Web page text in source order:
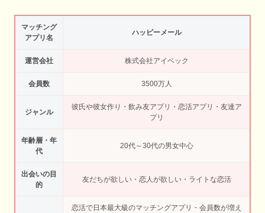
マッチング
アプリ名
ハッピーメール
運営会社 株式会社アイベック
会員数 3500万人
ジャンル
彼氏や彼女作り・飲み友アプリ・恋活アプリ・友達ア
プリ
年齢層・年
代
20代～30代の男女中心
出会いの目
的
友だちが欲しい・恋人が欲しい・ライトな恋活
恋活で日本最大級のマッチングアプリ・会員数が増え